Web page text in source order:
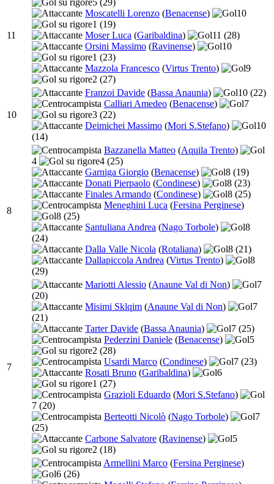
11
5 (29)
Moscatelli Lorenzo (Benacense)
10
1 (19)
Moser Luca (Garibaldina) 11 (28)
Orsini Massimo (Ravinense)
10
1 (23)
Mazzola Francesco (Virtus Trento)
9
2 (27)
10
Franzoi Davide (Bassa Anaunia) 10 (22)
Calliari Amedeo (Benacense)
7
3 (22)
Deimichei Massimo (Mori S.Stefano)
10
(14)
8
Bazzanella Matteo (Aquila Trento)
4
4 (25)
Garniga Giorgio (Benacense) 8 (19)
Donati Pierpaolo (Condinese) 8 (23)
Finales Armando (Condinese) 8 (25)
Meneghini Luca (Fersina Perginese)
8 (25)
Santuliana Andrea (Nago Torbole)
8
(24)
Dalla Valle Nicola (Rotaliana) 8 (21)
Dallapiccola Andrea (Virtus Trento)
8
(29)
7
Mariotti Alessio (Anaune Val di Non)
7
(20)
Misimi Sklqim (Anaune Val di Non)
7
(21)
Tarter Davide (Bassa Anaunia) 7 (25)
Pederzini Daniele (Benacense)
5
2 (28)
Usardi Marco (Condinese) 7 (23)
Rosati Bruno (Garibaldina)
6
1 (27)
Grazioli Eduardo (Mori S.Stefano)
7 (20)
Berteotti Nicolò (Nago Torbole)
7
(25)
Carbone Salvatore (Ravinense)
5
2 (18)
Armellini Marco (Fersina Perginese)
6 (26)